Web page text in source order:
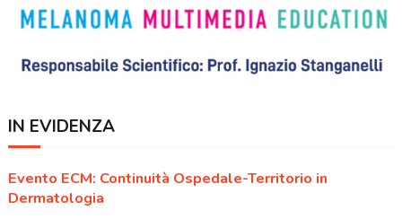
IN EVIDENZA
Evento ECM: Continuità Ospedale-Territorio in
Dermatologia